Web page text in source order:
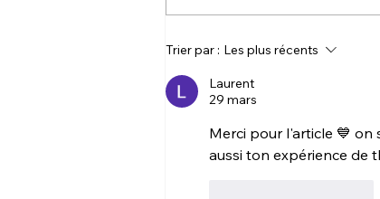
Slow food, life & ... slow
Trier par : Les plus récents
Laurent
29 mars
Merci pour l'article 💙 on
aussi ton expérience de